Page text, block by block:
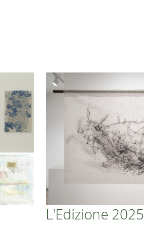
L'Edizione 2025